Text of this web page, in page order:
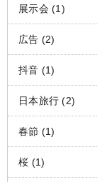
展示会 (1)
広告 (2)
抖音 (1)
日本旅行 (2)
春節 (1)
桜 (1)